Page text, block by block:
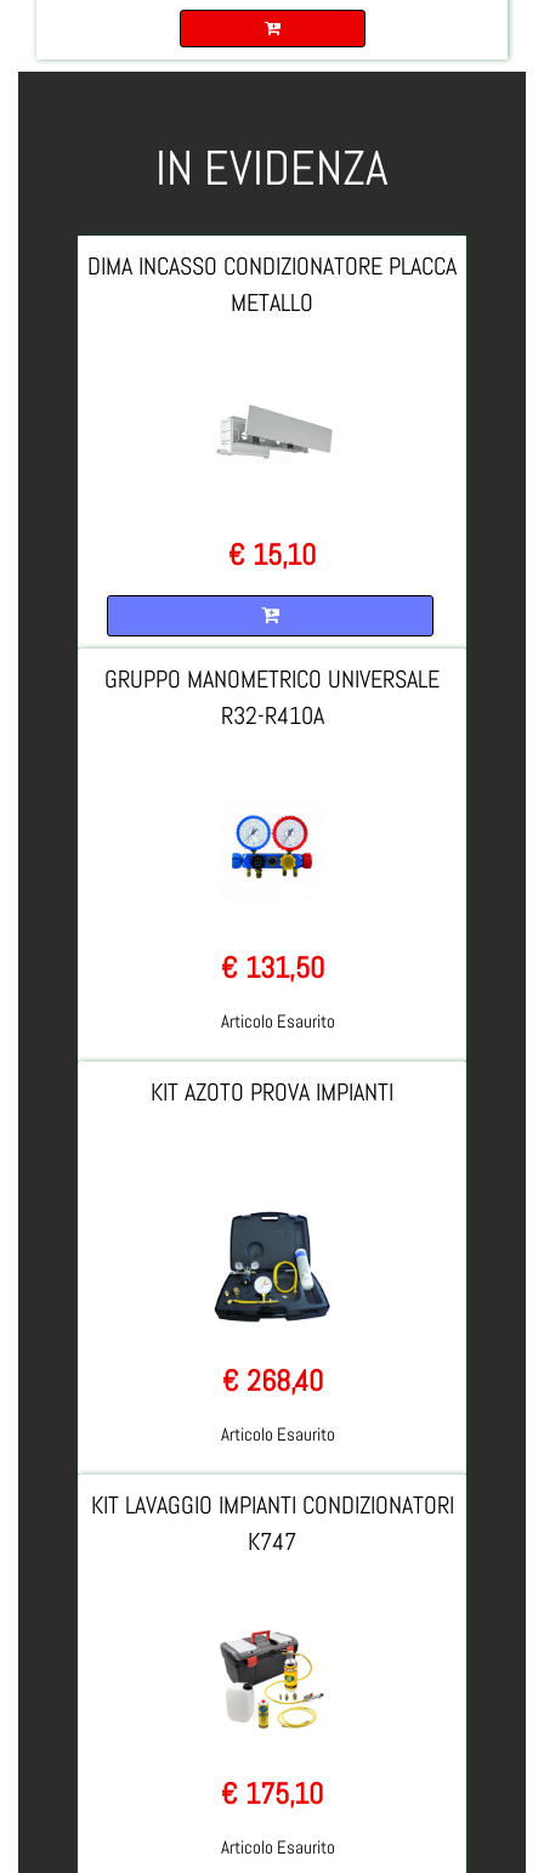
IN EVIDENZA
DIMA INCASSO CONDIZIONATORE PLACCA
METALLO
€ 15,10
GRUPPO MANOMETRICO UNIVERSALE
R32-R410A
€ 131,50
Articolo Esaurito
KIT AZOTO PROVA IMPIANTI
€ 268,40
Articolo Esaurito
KIT LAVAGGIO IMPIANTI CONDIZIONATORI
K747
€ 175,10
Articolo Esaurito